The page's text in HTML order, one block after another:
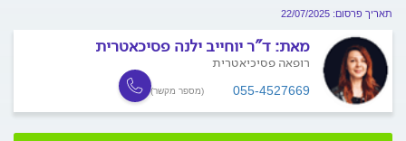
תאריך פרסום: 22/07/2025
מאת: ד"ר יוחייב ילנה פסיכאטרית
רופאה פסיכיאטרית
055-4527669 (מספר מקשר)